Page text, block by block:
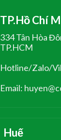
TP.Hồ Chí
334 Tân Hòa
TP.HCM
Hotline/Zalo/
Email:
Huế